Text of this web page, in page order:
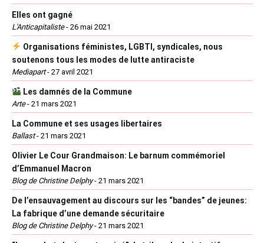
Elles ont gagné
L'Anticapitaliste- 26 mai 2021
Organisations féministes, LGBTI, syndicales, nous
soutenons tous les modes de lutte antiraciste
Mediapart- 27 avril 2021
Les damnés de la Commune
Arte- 21 mars 2021
La Commune et ses usages libertaires
Ballast- 21 mars 2021
Olivier Le Cour Grandmaison: Le barnum commémoriel
d’Emmanuel Macron
Blog de Christine Delphy- 21 mars 2021
De l’ensauvagement au discours sur les “bandes” de jeunes:
La fabrique d’une demande sécuritaire
Blog de Christine Delphy- 21 mars 2021